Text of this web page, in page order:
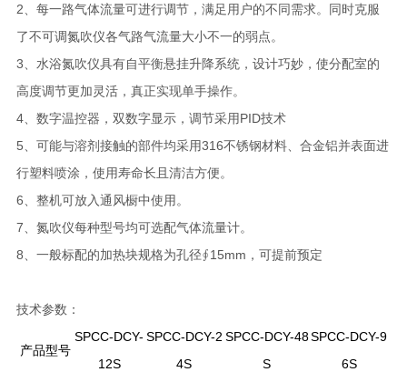
2、每一路气体流量可进行调节，满足用户的不同需求。同时克服
了不可调氮吹仪各气路气流量大小不一的弱点。
3、水浴氮吹仪具有自平衡悬挂升降系统，设计巧妙，使分配室的
高度调节更加灵活，真正实现单手操作。
4、数字温控器，双数字显示，调节采用PID技术
5、可能与溶剂接触的部件均采用316不锈钢材料、合金铝并表面进
行塑料喷涂，使用寿命长且清洁方便。
6、整机可放入通风橱中使用。
7、氮吹仪每种型号均可选配气体流量计。
8、一般标配的加热块规格为孔径∮15mm，可提前预定
技术参数：
产品型号
SPCC-DCY-
12S
SPCC-DCY-2
4S
SPCC-DCY-48
S
SPCC-DCY-9
6S